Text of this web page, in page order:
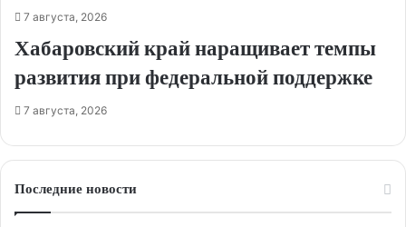
7 августа, 2026
Хабаровский край наращивает темпы
развития при федеральной поддержке
7 августа, 2026
Последние новости